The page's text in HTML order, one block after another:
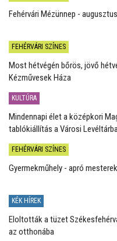
Fehérvári Mézünnep -
FEHÉRVÁRI SZÍNES
Most hétvégén bőrös, jövő
Kézművesek Háza
KULTÚRA
Mindennapi élet a középkori
tablókiállítás a Városi
FEHÉRVÁRI SZÍNES
Gyermekműhely - apró
KÉK HÍREK
Eloltották a tüzet
az otthonába